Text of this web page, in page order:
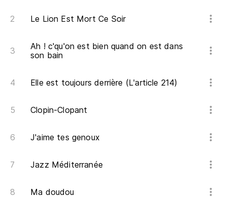
Le Lion Est Mort Ce Soir
Ah ! c'qu'on est bien quand on est dans
son bain
Elle est toujours derrière (L'article 214)
Clopin-Clopant
J'aime tes genoux
Jazz Méditerranée
Ma doudou